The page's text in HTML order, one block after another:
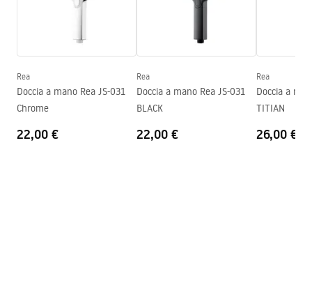
24 mesi
Warranty_Terms_and_Conditions_Accessories_-_24.pdf
Rea
Doccia a mano Rea JS-031
Chrome
22,00 €
Rea
Doccia a mano Rea JS-031
BLACK
22,00 €
Rea
Doccia a
TITIAN
26,00 €